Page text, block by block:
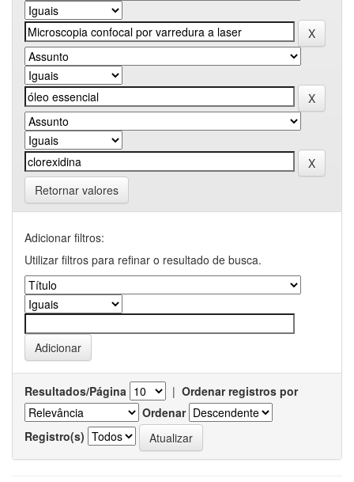
Retornar valores
Adicionar filtros:
Utilizar filtros para refinar o resultado de busca.
Resultados/Página | Ordenar registros por
Ordenar
Registro(s)